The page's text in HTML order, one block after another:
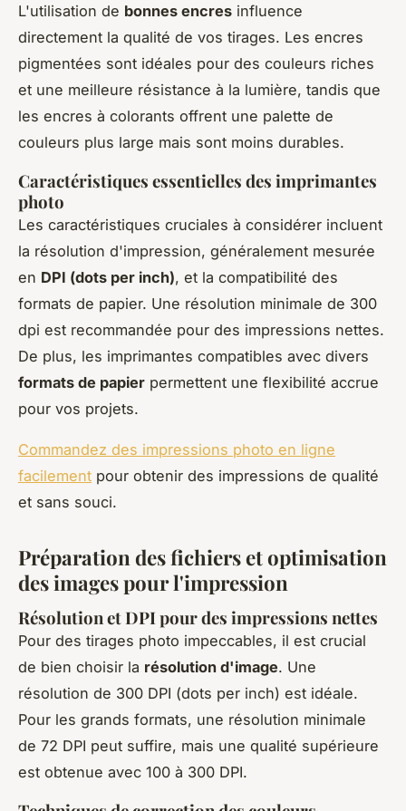
L'utilisation de bonnes encres influence
directement la qualité de vos tirages. Les encres
pigmentées sont idéales pour des couleurs riches
et une meilleure résistance à la lumière, tandis que
les encres à colorants offrent une palette de
couleurs plus large mais sont moins durables.
Caractéristiques essentielles des imprimantes
photo
Les caractéristiques cruciales à considérer incluent
la résolution d'impression, généralement mesurée
en DPI (dots per inch), et la compatibilité des
formats de papier. Une résolution minimale de 300
dpi est recommandée pour des impressions nettes.
De plus, les imprimantes compatibles avec divers
formats de papier permettent une flexibilité accrue
pour vos projets.
Commandez des impressions photo en ligne
facilement pour obtenir des impressions de qualité
et sans souci.
Préparation des fichiers et optimisation
des images pour l'impression
Résolution et DPI pour des impressions nettes
Pour des tirages photo impeccables, il est crucial
de bien choisir la résolution d'image. Une
résolution de 300 DPI (dots per inch) est idéale.
Pour les grands formats, une résolution minimale
de 72 DPI peut suffire, mais une qualité supérieure
est obtenue avec 100 à 300 DPI.